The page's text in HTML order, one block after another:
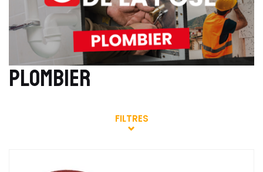
PLOMBIER
FILTRES